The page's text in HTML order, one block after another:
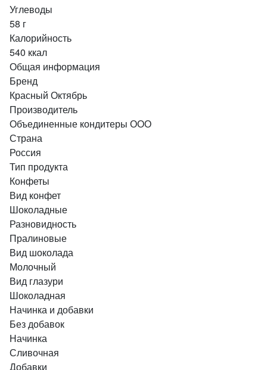
Углеводы
58 г
Калорийность
540 ккал
Общая информация
Бренд
Красный Октябрь
Производитель
Объединенные кондитеры ООО
Страна
Россия
Тип продукта
Конфеты
Вид конфет
Шоколадные
Разновидность
Пралиновые
Вид шоколада
Молочный
Вид глазури
Шоколадная
Начинка и добавки
Без добавок
Начинка
Сливочная
Добавки